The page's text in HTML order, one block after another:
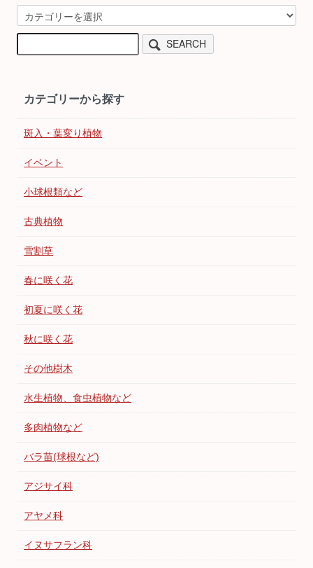
SEARCH
カテゴリーから探す
斑入・葉変り植物
イベント
小球根類など
古典植物
雪割草
春に咲く花
初夏に咲く花
秋に咲く花
その他樹木
水生植物、食虫植物など
多肉植物など
バラ苗(球根など)
アジサイ科
アヤメ科
イヌサフラン科